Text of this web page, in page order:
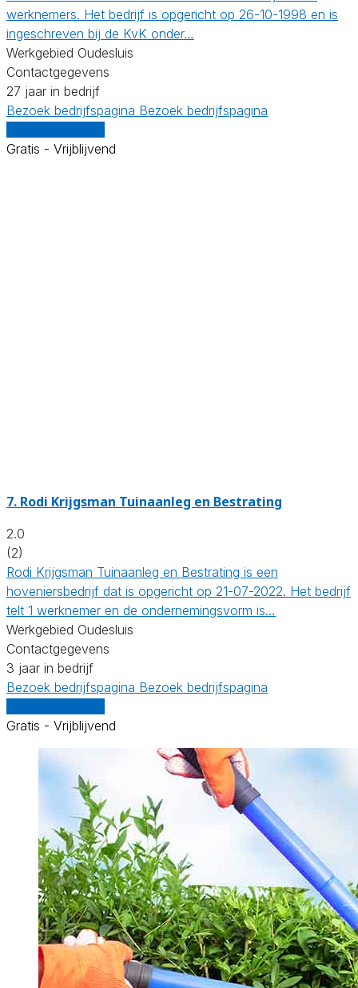
werknemers. Het bedrijf is opgericht op 26-10-1998 en is
ingeschreven bij de KvK onder…
Werkgebied Oudesluis
Contactgegevens
27 jaar in bedrijf
Bezoek bedrijfspagina Bezoek bedrijfspagina
Gratis - Vrijblijvend
7. Rodi Krijgsman Tuinaanleg en Bestrating
2.0
(2)
Rodi Krijgsman Tuinaanleg en Bestrating is een
hoveniersbedrijf dat is opgericht op 21-07-2022. Het bedrijf
telt 1 werknemer en de ondernemingsvorm is…
Werkgebied Oudesluis
Contactgegevens
3 jaar in bedrijf
Bezoek bedrijfspagina Bezoek bedrijfspagina
Gratis - Vrijblijvend